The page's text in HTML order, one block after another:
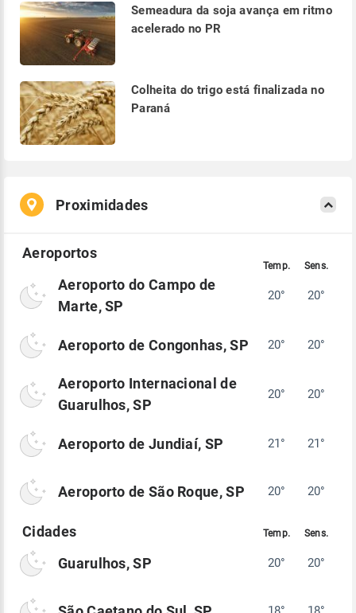
Semeadura da soja avança em ritmo
acelerado no PR
Colheita do trigo está finalizada no
Paraná
Proximidades
Aeroporto do Campo de
Marte, SP
20° 20°
Aeroporto de Congonhas, SP 20° 20°
Aeroporto Internacional de
Guarulhos, SP
20° 20°
Aeroporto de Jundiaí, SP 21° 21°
Aeroporto de São Roque, SP 20° 20°
Guarulhos, SP 20° 20°